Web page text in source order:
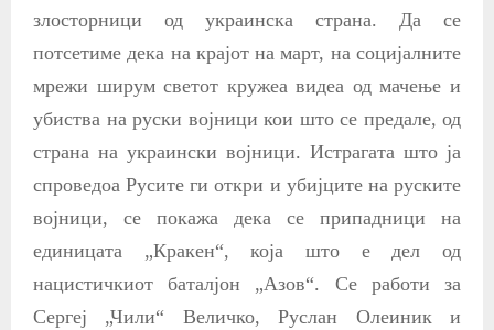
злосторници од украинска страна. Да се
потсетиме дека на крајот на март, на социјалните
мрежи ширум светот кружеа видеа од мачење и
убиства на руски војници кои што се предале, од
страна на украински војници. Истрагата што ја
спроведоа Русите ги откри и убијците на руските
војници, се покажа дека се припадници на
единицата „Кракен“, која што е дел од
нацистичкиот баталјон „Азов“. Се работи за
Сергеј „Чили“ Величко, Руслан Олеиник и